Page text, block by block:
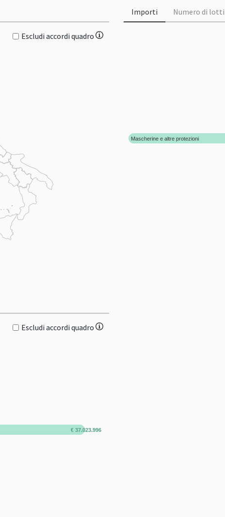
Escludi accordi quadro
Importi Numero di lotti
Mascherine e altre protezioni
Escludi accordi quadro
€ 37.023.996